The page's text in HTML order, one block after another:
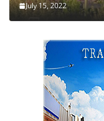
July 15, 2022